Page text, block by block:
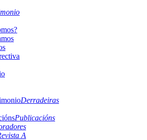
Derradeiras
Publicacións
A